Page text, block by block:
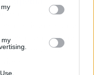
my
ella ha
consolidando una
con la mayoría
de edad, la